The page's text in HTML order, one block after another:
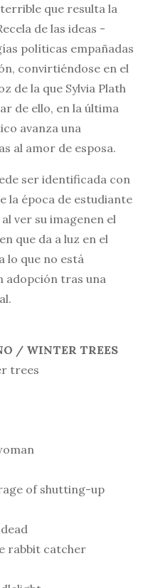
que resulta la
de las ideas -
políticas empañadas
convirtiéndose en el
de la que Sylvia Plath
de ello, en la última
avanza una
al amor de esposa.
ser identificada con
la época de estudiante
ver su imagenen el
que da a luz en el
lo que no está
adopción tras una
/ WINTER TREES
trees
of shutting-up
rabbit catcher